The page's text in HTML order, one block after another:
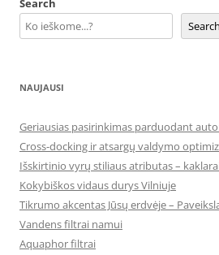
Search
Search
NAUJAUSI
Geriausias pasirinkimas parduodant
Cross-docking ir atsargų valdymo
Išskirtinio vyrų stiliaus atributas –
Kokybiškos vidaus durys Vilniuje
Tikrumo akcentas Jūsų erdvėje –
Vandens filtrai namui
Aquaphor filtrai